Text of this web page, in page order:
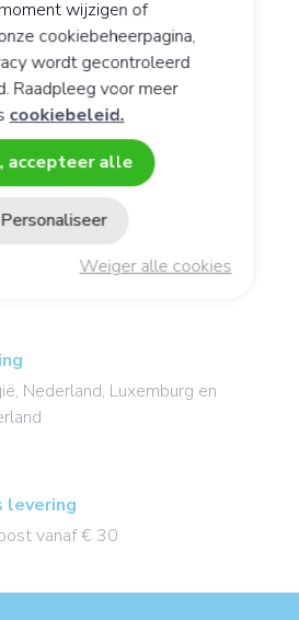
onlinebetaling
33 73 70
13:00-17:00
Nederland, Luxemburg en
levering
vanaf € 30
wijzigen of
cookiebeheerpagina,
wordt gecontroleerd
Raadpleeg voor meer
cookiebeleid.
accepteer alle
Weiger alle cookies
Personaliseer